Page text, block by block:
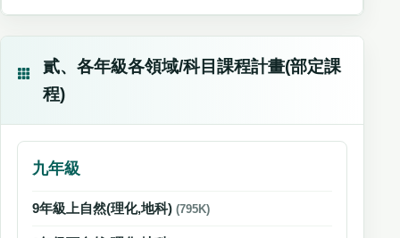
貳、各年級各領域/科目課程計畫(部定課
程)
九年級
9年級上自然(理化,地科) (795K)